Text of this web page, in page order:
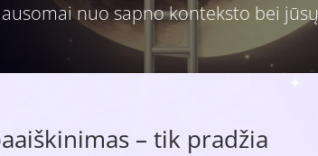
nuo sapno konteksto bei
– tik pradžia